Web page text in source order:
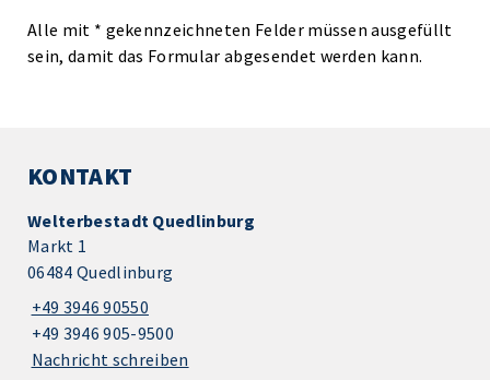
Alle mit * gekennzeichneten Felder müssen ausgefüllt
sein, damit das Formular abgesendet werden kann.
KONTAKT
Welterbestadt Quedlinburg
Markt 1
06484 Quedlinburg
+49 3946 90550
+49 3946 905-9500
Nachricht schreiben